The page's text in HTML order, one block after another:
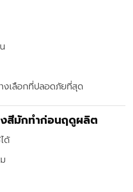
งเลือกที่ปลอดภัยที่สุด
สีมักทำก่อนฤดูผลิต
ด้